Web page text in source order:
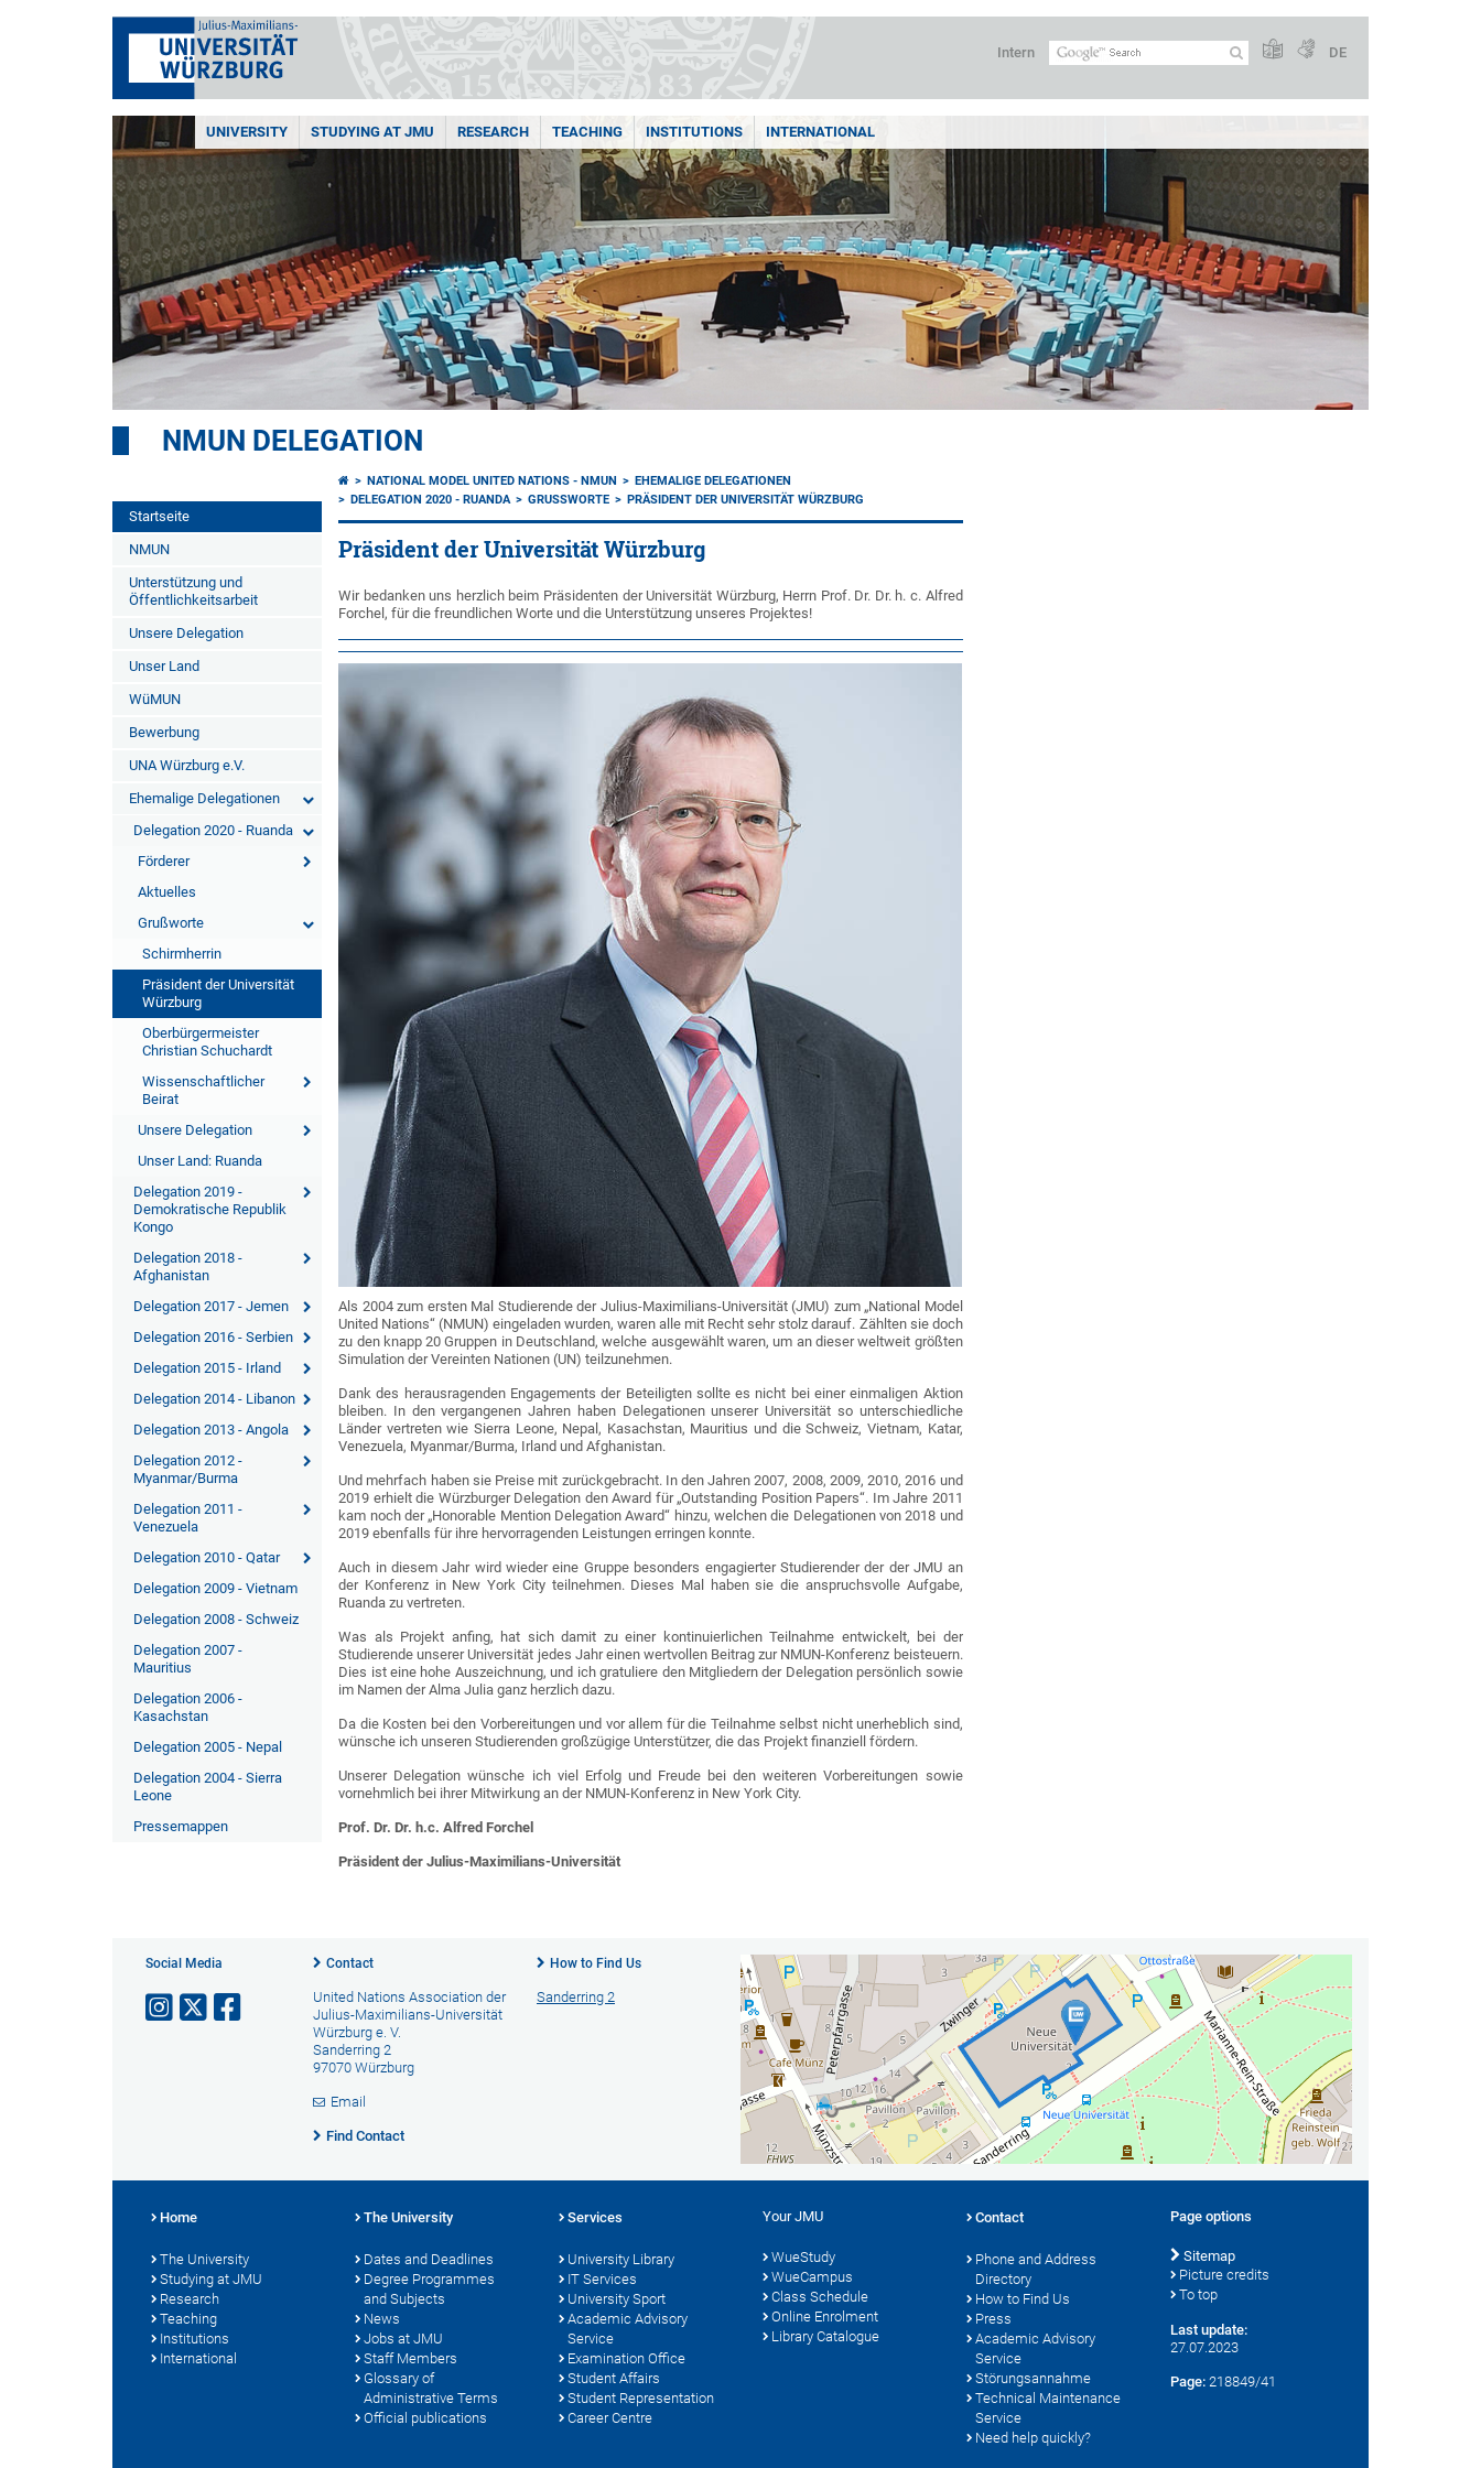
Intern DE
UNIVERSITY STUDYING AT JMU RESEARCH TEACHING INSTITUTIONS INTERNATIONAL
NMUN DELEGATION
Startseite
NMUN
Unterstützung und
Öffentlichkeitsarbeit
Unsere Delegation
Unser Land
WüMUN
Bewerbung
UNA Würzburg e.V.
Ehemalige Delegationen
Delegation 2020 - Ruanda
Förderer
Aktuelles
Grußworte
Schirmherrin
Präsident der Universität
Würzburg
Oberbürgermeister
Christian Schuchardt
Wissenschaftlicher
Beirat
Unsere Delegation
Unser Land: Ruanda
Delegation 2019 -
Demokratische Republik
Kongo
Delegation 2018 -
Afghanistan
Delegation 2017 - Jemen
Delegation 2016 - Serbien
Delegation 2015 - Irland
Delegation 2014 - Libanon
Delegation 2013 - Angola
Delegation 2012 -
Myanmar/Burma
Delegation 2011 -
Venezuela
Delegation 2010 - Qatar
Delegation 2009 - Vietnam
Delegation 2008 - Schweiz
Delegation 2007 -
Mauritius
Delegation 2006 -
Kasachstan
Delegation 2005 - Nepal
Delegation 2004 - Sierra
Leone
Pressemappen
NATIONAL MODEL UNITED NATIONS - NMUN
EHEMALIGE DELEGATIONEN
DELEGATION 2020 - RUANDA
GRUSSWORTE PRÄSIDENT DER UNIVERSITÄT WÜRZBURG
Präsident der Universität Würzburg
Wir bedanken uns herzlich beim Präsidenten der Universität Würzburg, Herrn Prof. Dr. Dr. h. c. Alfred
Forchel, für die freundlichen Worte und die Unterstützung unseres Projektes!
Als 2004 zum ersten Mal Studierende der Julius-Maximilians-Universität (JMU) zum „National Model
United Nations“ (NMUN) eingeladen wurden, waren alle mit Recht sehr stolz darauf. Zählten sie doch
zu den knapp 20 Gruppen in Deutschland, welche ausgewählt waren, um an dieser weltweit größten
Simulation der Vereinten Nationen (UN) teilzunehmen.
Dank des herausragenden Engagements der Beteiligten sollte es nicht bei einer einmaligen Aktion
bleiben. In den vergangenen Jahren haben Delegationen unserer Universität so unterschiedliche
Länder vertreten wie Sierra Leone, Nepal, Kasachstan, Mauritius und die Schweiz, Vietnam, Katar,
Venezuela, Myanmar/Burma, Irland und Afghanistan.
Und mehrfach haben sie Preise mit zurückgebracht. In den Jahren 2007, 2008, 2009, 2010, 2016 und
2019 erhielt die Würzburger Delegation den Award für „Outstanding Position Papers“. Im Jahre 2011
kam noch der „Honorable Mention Delegation Award“ hinzu, welchen die Delegationen von 2018 und
2019 ebenfalls für ihre hervorragenden Leistungen erringen konnte.
Auch in diesem Jahr wird wieder eine Gruppe besonders engagierter Studierender der der JMU an
der Konferenz in New York City teilnehmen. Dieses Mal haben sie die anspruchsvolle Aufgabe,
Ruanda zu vertreten.
Was als Projekt anfing, hat sich damit zu einer kontinuierlichen Teilnahme entwickelt, bei der
Studierende unserer Universität jedes Jahr einen wertvollen Beitrag zur NMUN-Konferenz beisteuern.
Dies ist eine hohe Auszeichnung, und ich gratuliere den Mitgliedern der Delegation persönlich sowie
im Namen der Alma Julia ganz herzlich dazu.
Da die Kosten bei den Vorbereitungen und vor allem für die Teilnahme selbst nicht unerheblich sind,
wünsche ich unseren Studierenden großzügige Unterstützer, die das Projekt finanziell fördern.
Unserer Delegation wünsche ich viel Erfolg und Freude bei den weiteren Vorbereitungen sowie
vornehmlich bei ihrer Mitwirkung an der NMUN-Konferenz in New York City.
Prof. Dr. Dr. h.c. Alfred Forchel
Präsident der Julius-Maximilians-Universität
Social Media Contact
United Nations Association der
Julius-Maximilians-Universität
Würzburg e. V.
Sanderring 2
97070 Würzburg
Email
Find Contact
How to Find Us
Sanderring 2
Home
The University
Studying at JMU
Research
Teaching
Institutions
International
The University
Dates and Deadlines
Degree Programmes
and Subjects
News
Jobs at JMU
Staff Members
Glossary of
Administrative Terms
Official publications
Services
University Library
IT Services
University Sport
Academic Advisory
Service
Examination Office
Student Affairs
Student Representation
Career Centre
Your JMU
WueStudy
WueCampus
Class Schedule
Online Enrolment
Library Catalogue
Contact
Phone and Address
Directory
How to Find Us
Press
Academic Advisory
Service
Störungsannahme
Technical Maintenance
Service
Need help quickly?
Page options
Sitemap
Picture credits
To top
Last update:
27.07.2023
Page: 218849/41